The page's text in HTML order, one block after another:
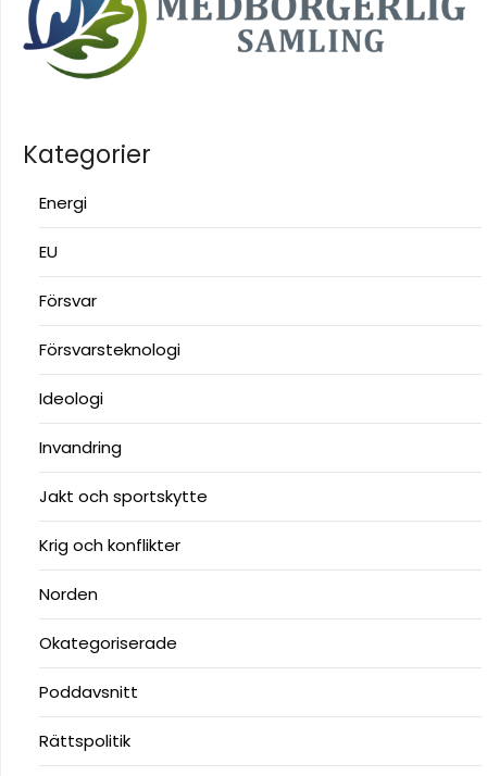
Kategorier
Energi
EU
Försvar
Försvarsteknologi
Ideologi
Invandring
Jakt och sportskytte
Krig och konflikter
Norden
Okategoriserade
Poddavsnitt
Rättspolitik